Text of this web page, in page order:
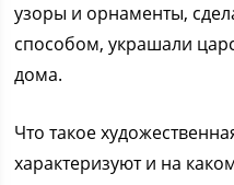
узоры и орнаменты,
способом, украшали
дома.
Что такое
характеризуют и на